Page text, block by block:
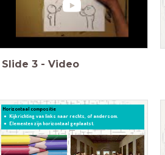
Slide 3 - Video
Horizontaal compositie
Kijkrichting van links naar rechts, of andersom.
Elementen zijn horizontaal geplaatst.